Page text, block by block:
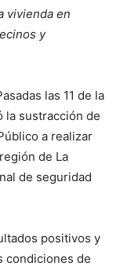
vivienda en
y
las 11 de la
la sustracción de
a realizar
de La
de seguridad
positivos y
condiciones de